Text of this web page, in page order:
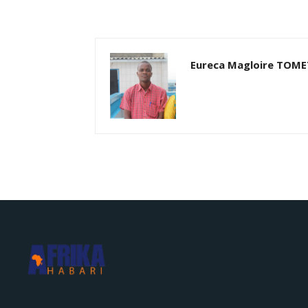
Eureca Magloire